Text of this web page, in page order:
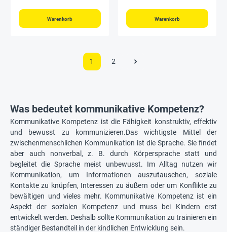
Warenkorb Warenkorb
1 2
Was bedeutet kommunikative Kompetenz?
Kommunikative Kompetenz ist die Fähigkeit konstruktiv, effektiv
und bewusst zu kommunizieren.Das wichtigste Mittel der
zwischenmenschlichen Kommunikation ist die Sprache. Sie findet
aber auch nonverbal, z. B. durch Körpersprache statt und
begleitet die Sprache meist unbewusst. Im Alltag nutzen wir
Kommunikation, um Informationen auszutauschen, soziale
Kontakte zu knüpfen, Interessen zu äußern oder um Konflikte zu
bewältigen und vieles mehr. Kommunikative Kompetenz ist ein
Aspekt der sozialen Kompetenz und muss bei Kindern erst
entwickelt werden. Deshalb sollte Kommunikation zu trainieren ein
ständiger Bestandteil in der kindlichen Entwicklung sein.